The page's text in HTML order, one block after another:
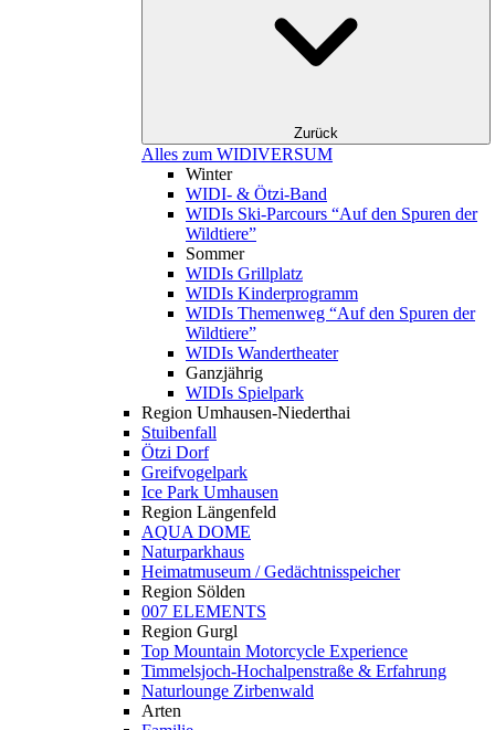
Zurück
Alles zum WIDIVERSUM
Winter
WIDI- & Ötzi-Band
WIDIs Ski-Parcours “Auf den Spuren der
Wildtiere”
Sommer
WIDIs Grillplatz
WIDIs Kinderprogramm
WIDIs Themenweg “Auf den Spuren der
Wildtiere”
WIDIs Wandertheater
Ganzjährig
WIDIs Spielpark
Region Umhausen-Niederthai
Stuibenfall
Ötzi Dorf
Greifvogelpark
Ice Park Umhausen
Region Längenfeld
AQUA DOME
Naturparkhaus
Heimatmuseum / Gedächtnisspeicher
Region Sölden
007 ELEMENTS
Region Gurgl
Top Mountain Motorcycle Experience
Timmelsjoch-Hochalpenstraße & Erfahrung
Naturlounge Zirbenwald
Arten